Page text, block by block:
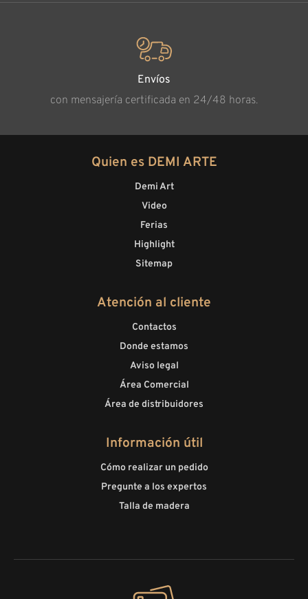
Envíos
con mensajería certificada en 24/48 horas.
Quien es DEMI ARTE
Demi Art
Video
Ferias
Highlight
Sitemap
Atención al cliente
Contactos
Donde estamos
Aviso legal
Área Comercial
Área de distribuidores
Información útil
Cómo realizar un pedido
Pregunte a los expertos
Talla de madera